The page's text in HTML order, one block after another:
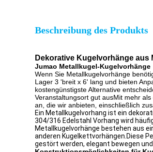
Beschreibung des Produkts
Dekorative Kugelvorhänge aus
Jumao Metallkugel-Kugelvorhänge
Wenn Sie Metallkugelvorhänge
Lager 3 'breit x 6' lang und bieten
kostengünstigste Alternative
Veranstaltungsort gut ausMit mehr
an, die wir anbieten, einschließlich
Ein Metallkugelvorhang ist ein
304/316 Edelstahl Vorhang wird
Metallkugelvorhänge bestehen aus
anderen Kugelkettvorhängen.Diese
gestört werden, elegant bewegen